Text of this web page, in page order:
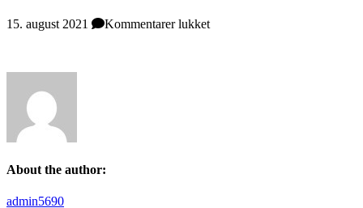
15. august 2021 Kommentarer lukkettil
About the author:
admin5690